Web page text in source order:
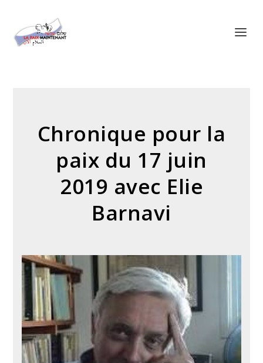
Chronique pour la
paix du 17 juin
2019 avec Elie
Barnavi